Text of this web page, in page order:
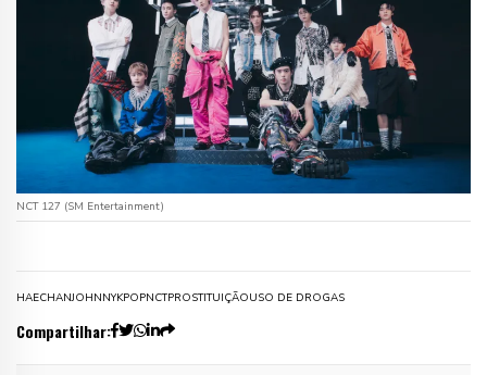
NCT 127 (SM Entertainment)
HAECHANJOHNNYKPOPNCTPROSTITUIÇÃOUSO DE DROGAS
Compartilhar: